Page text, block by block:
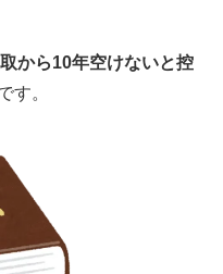
から10年空けないと控
す。